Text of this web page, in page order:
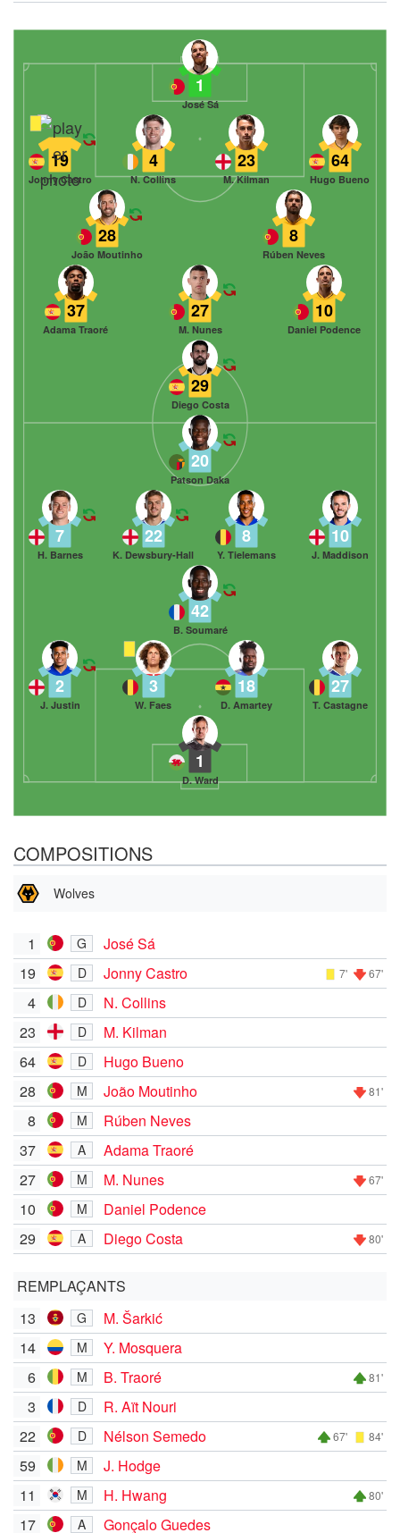
1
José Sá
64
Hugo Bueno
23
M. Kilman
4
N. Collins
19
Jonny Castro
8
Rúben Neves
28
João Moutinho
10
Daniel Podence
27
M. Nunes
37
Adama Traoré
29
Diego Costa
1
D. Ward
2
J. Justin
3
W. Faes
18
D. Amartey
27
T. Castagne
42
B. Soumaré
7
H. Barnes
22
K. Dewsbury-Hall
8
Y. Tielemans
10
J. Maddison
20
Patson Daka
COMPOSITIONS
Wolves
1 G
José Sá
19
D Jonny Castro 7' 67'
4 D
N. Collins
23
D
M. Kilman
64
D
Hugo Bueno
28
M João Moutinho 81'
8 M
Rúben Neves
37
A
Adama Traoré
27
M M. Nunes 67'
10 M
Daniel Podence
29
A Diego Costa 80'
REMPLAÇANTS
13
G
M. Šarkić
14
M
Y. Mosquera
6
M B. Traoré 81'
3 D
R. Aït Nouri
22
D Nélson Semedo 67' 84'
59 M
J. Hodge
11
M H. Hwang 80'
17 A Gonçalo Guedes